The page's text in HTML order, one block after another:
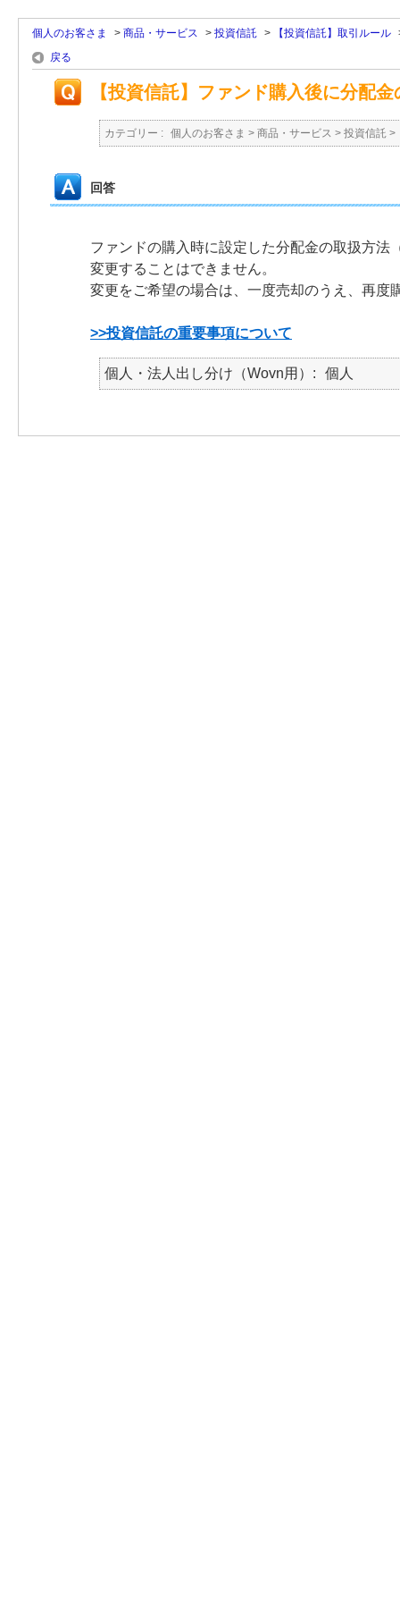
個人のお客さま > 商品・サービス > 投資信託 > 【投資信託】取引ルール
戻る
【投資信託】ファンド購入後に分配
カテゴリー : 個人のお客さま > 商品・サービス > 投資信託 >
回答
ファンドの購入時に設定した分配金の取扱方
変更することはできません。
変更をご希望の場合は、一度売却のうえ、再度
>>投資信託の重要事項について
個人・法人出し分け（Wovn用） 個人